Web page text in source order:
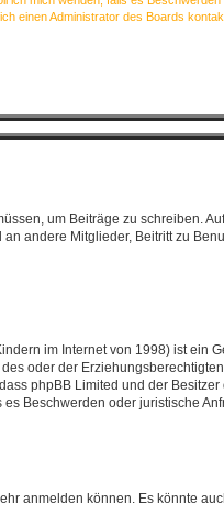
einen Administrator des Boards
um Beiträge zu schreiben.
andere Mitglieder, Beitritt zu
im Internet von 1998) ist ein
oder der
phpBB Limited und der
Beschwerden oder juristische
anmelden können. Es könnte